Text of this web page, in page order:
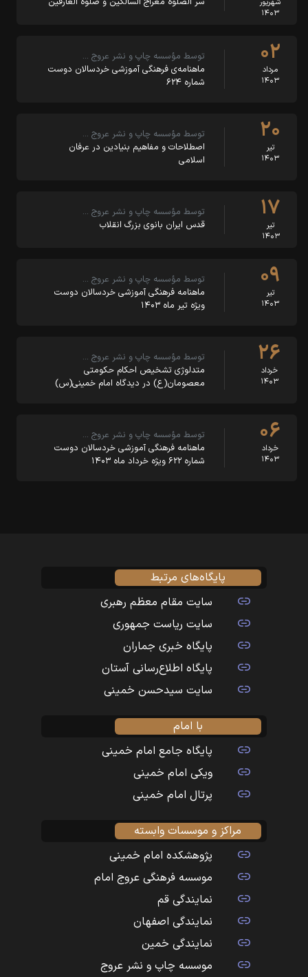
شهریور
۱۴۰۳
۰۲
مرداد
۱۴۰۳
توسط مؤسسه چاپ و نشر عروج …
ماهنامه‌ی فرهنگی آموزشی خردسالان دوست
شماره ۶۲۴
۲۰
تیر
۱۴۰۳
توسط مؤسسه چاپ و نشر عروج …
اصطلاحات و مفاهیم بنیادین در عرفان
اسلامی
۱۷
تیر
۱۴۰۳
توسط مؤسسه چاپ و نشر عروج …
قدس ایران بانوی بزرگ انقلاب
۰۹
تیر
۱۴۰۳
توسط مؤسسه چاپ و نشر عروج …
ماهنامه‌ فرهنگی آموزشی خردسالان دوست
ویژه تیر ماه ۱۴۰۳
۲۶
خرداد
۱۴۰۳
توسط مؤسسه چاپ و نشر عروج …
متدلوژی تشخیص احکام حکومتی
معصومان(ع) در دیدگاه امام خمینی(س)
۰۶
خرداد
۱۴۰۳
توسط مؤسسه چاپ و نشر عروج …
ماهنامه فرهنگی آموزشی خردسالان دوست
شماره ۶۲۲ ویژه خرداد ماه ۱۴۰۳
پایگاه‌های مرتبط
سایت مقام معظم رهبری
سایت ریاست جمهوری
پایگاه خبری جماران
پایگاه اطلاع‌رسانی آستان
سایت سیدحسن خمینی
با امام
پایگاه جامع امام خمینی
ویکی امام خمینی
پرتال امام خمینی
مراکز و موسسات وابسته
پژوهشکده امام خمینی
موسسه فرهنگی عروج امام
نمایندگی قم
نمایندگی اصفهان
نمایندگی خمین
موسسه چاپ و نشر عروج